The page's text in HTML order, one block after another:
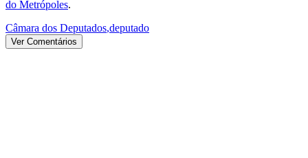
do Metrópoles.
Câmara dos Deputados,deputado
Ver Comentários